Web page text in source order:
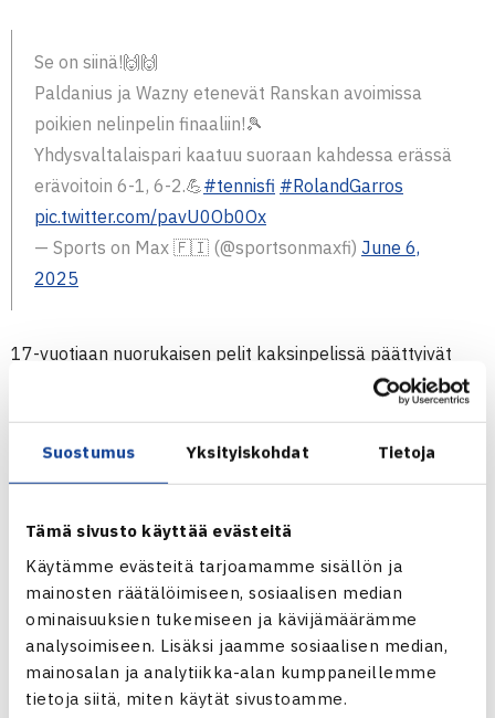
Suostumus Yksityiskohdat Tietoja
Tämä sivusto käyttää evästeitä
Käytämme evästeitä tarjoamamme sisällön ja
mainosten räätälöimiseen, sosiaalisen median
ominaisuuksien tukemiseen ja kävijämäärämme
analysoimiseen. Lisäksi jaamme sosiaalisen median,
mainosalan ja analytiikka-alan kumppaneillemme
tietoja siitä, miten käytät sivustoamme.
Se on siinä!🙌🙌
Paldanius ja Wazny etenevät Ranskan avoimissa
poikien nelinpelin finaaliin!🎾
Yhdysvaltalaispari kaatuu suoraan kahdessa erässä
erävoitoin 6-1, 6-2.💪#tennisfi #RolandGarros
pic.twitter.com/pavU0Ob0Ox
— Sports on Max 🇫🇮 (@sportsonmaxfi) June 6,
2025
17-vuotiaan nuorukaisen pelit kaksinpelissä päättyivät
avauskierrokselle. Kilpailun kolmanneksi sijoitetulle ja
oli suuri pettymys.
mutta Alanin kanssa kentällä ollaan nautittu nelinpelistä.
Ihan huippua olla mukana kisassa loppuviikosta näin
hienossa turnauksessa ja pelata grand slam -finaalissa.”
Poikien nelinpelin loppuottelu on ohjelmassa lauantaina.
Otteluohjelma eikä vastustaja ole vielä selvillä.